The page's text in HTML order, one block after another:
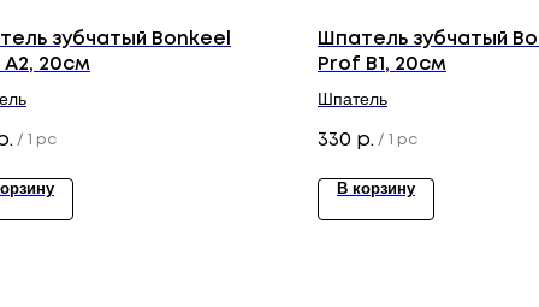
зубчатый Bonkeel
A2, 20см
/ 1 pc
Шпатель зубчатый
Prof B1, 20см
Шпатель
330 р. / 1 pc
В корзину